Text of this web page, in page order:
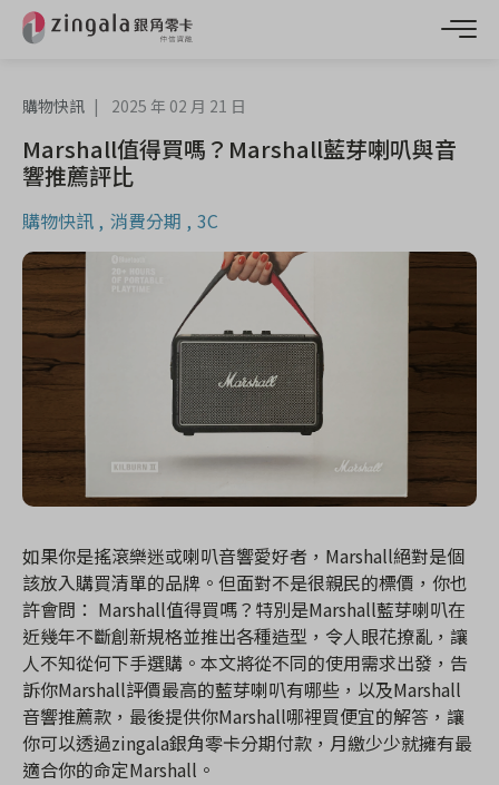
購物快訊 2025 年 02 月 21 日
Marshall值得買嗎？Marshall藍芽喇叭與音
響推薦評比
購物快訊 消費分期 3C
如果你是搖滾樂迷或喇叭音響愛好者，Marshall絕對是個
該放入購買清單的品牌。但面對不是很親民的標價，你也
許會問： Marshall值得買嗎？特別是Marshall藍芽喇叭在
近幾年不斷創新規格並推出各種造型，令人眼花撩亂，讓
人不知從何下手選購。本文將從不同的使用需求出發，告
訴你Marshall評價最高的藍芽喇叭有哪些，以及Marshall
音響推薦款，最後提供你Marshall哪裡買便宜的解答，讓
你可以透過zingala銀角零卡分期付款，月繳少少就擁有最
適合你的命定Marshall。